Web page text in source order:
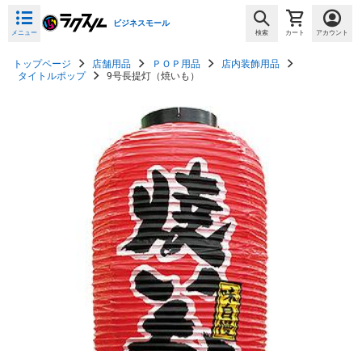
メニュー
ビジネスモール
検索 カート アカウント
トップページ 店舗用品 ＰＯＰ用品
店内装飾用品
タイトルポップ
9号長提灯（焼いも）